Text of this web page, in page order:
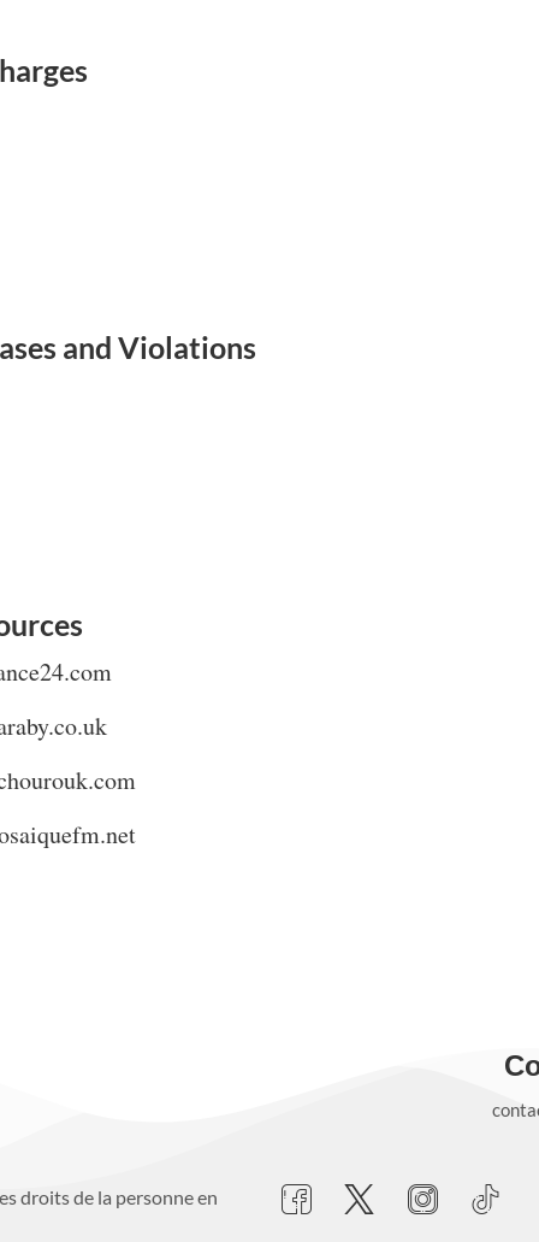
and Violations
droits de la personne en